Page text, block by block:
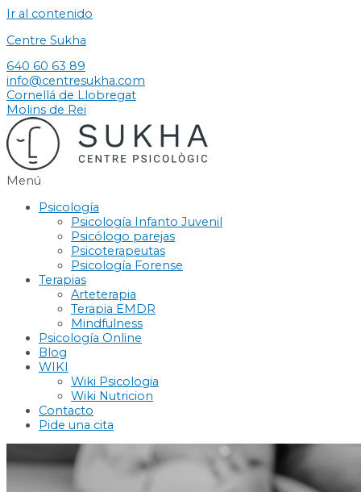
Ir al contenido
Centre Sukha
640 60 63 89
info@centresukha.com
Cornellá de Llobregat
Molins de Rei
Menú
Psicología
Psicología Infanto Juvenil
Psicólogo parejas
Psicoterapeutas
Psicología Forense
Terapias
Arteterapia
Terapia EMDR
Mindfulness
Psicología Online
Blog
WIKI
Wiki Psicologia
Wiki Nutricion
Contacto
Pide una cita